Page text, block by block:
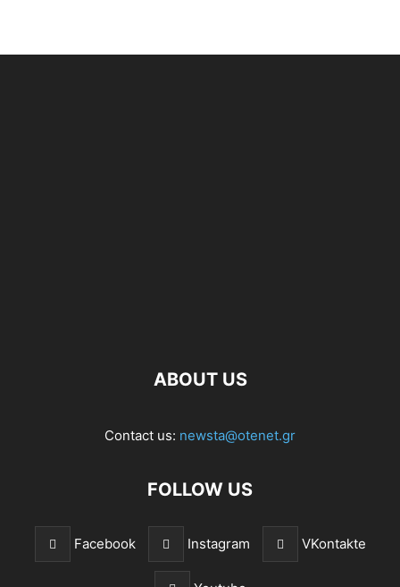
ABOUT US
Contact us: newsta@otenet.gr
FOLLOW US
Facebook Instagram VKontakte